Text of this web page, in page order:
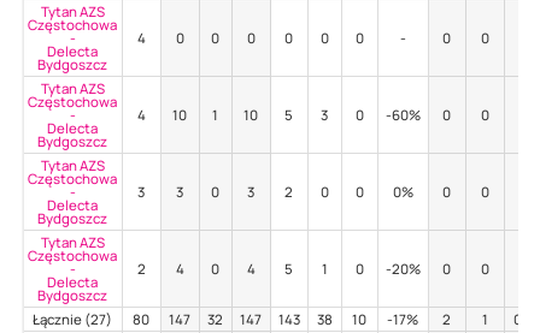
Tytan AZS
Częstochowa
-
Delecta
Bydgoszcz
4 0 0 0 0 0 0 - 0 0
Tytan AZS
Częstochowa
-
Delecta
Bydgoszcz
4 10 1 10 5 3 0 -60% 0 0
Tytan AZS
Częstochowa
-
Delecta
Bydgoszcz
3 3 0 3 2 0 0 0% 0 0
Tytan AZS
Częstochowa
-
Delecta
Bydgoszcz
2 4 0 4 5 1 0 -20% 0 0
Łącznie (27) 80 147 32 147 143 38 10 -17% 2 1
0%